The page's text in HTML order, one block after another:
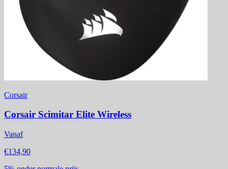
Corsair
Corsair Scimitar Elite Wireless
Vanaf
€134,90